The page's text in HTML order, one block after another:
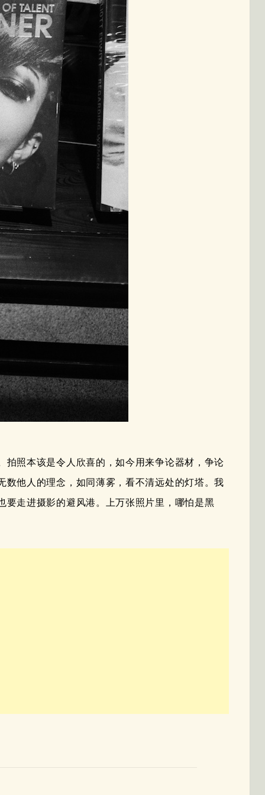
照本该是令人欣喜的，如今用来争论器材，争论
他人的理念，如同薄雾，看不清远处的灯塔。我
要走进摄影的避风港。上万张照片里，哪怕是黑